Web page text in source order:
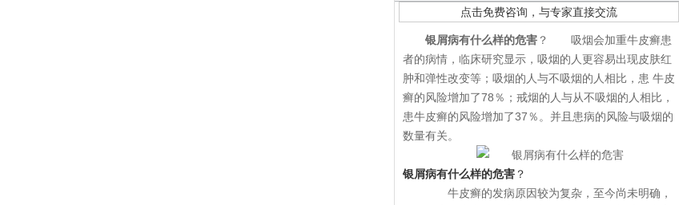
点击免费咨询，与专家直接交流
银屑病有什么样的危害 ？ 吸烟会加重牛皮癣患
者的病情，临床研究显示，吸烟的人更容易出现皮肤红
肿和弹性改变等；吸烟的人与不吸烟的人相比，患 牛皮
癣的风险增加了78％；戒烟的人与从不吸烟的人相比，
患牛皮癣的风险增加了37％。并且患病的风险与吸烟的
数量有关。
银屑病有什么样的危害 ？
牛皮癣的发病原因较为复杂，至今尚未明确，